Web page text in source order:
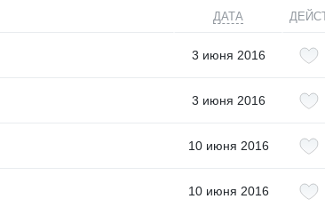
ДАТА
3 июня 2016
3 июня 2016
10 июня 2016
10 июня 2016